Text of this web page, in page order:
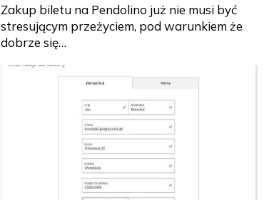
Zakup biletu na Pendolino już nie musi być
stresującym przeżyciem, pod warunkiem że
dobrze się…